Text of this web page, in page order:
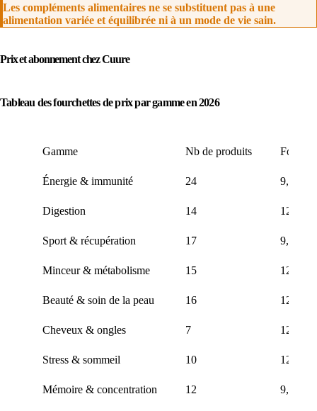
Les compléments alimentaires ne se substituent pas à une
alimentation variée et équilibrée ni à un mode de vie sain.
Prix et abonnement chez Cuure
Tableau des fourchettes de prix par gamme en 2026
Gamme Nb de produits
Énergie & immunité 24 9,90 €
Digestion 14 12,90 €
Sport & récupération 17 9,90 €
Minceur & métabolisme 15 12,90 €
Beauté & soin de la peau 16 12,90 €
Cheveux & ongles 7 12,90 €
Stress & sommeil 10 12,90 €
Mémoire & concentration 12 9,90 €